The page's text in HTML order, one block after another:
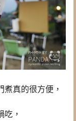
真的很方便，
吃，